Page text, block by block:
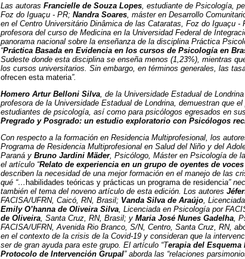
Las autoras Francielle de Souza Lopes , estudiante de Psicología,
Foz do Iguaçu - PR; Nandra Soares , máster en Desarrollo
en el Centro Universitário Dinâmica de las Cataratas, Foz do Iguaçu -
profesora del curso de Medicina en la Universidad Federal de
panorama nacional sobre la enseñanza de la disciplina Práctica
“Práctica Basada en Evidencia en los cursos de Psicología en
Sudeste donde esta disciplina se enseña menos (1,23%), mientras
los cursos universitarios. Sin embargo, en términos generales, las
ofrecen esta materia”.
Homero Artur Belloni Silva , de la Universidade Estadual de
profesora de la Universidade Estadual de Londrina, demuestran que
estudiantes de psicología, así como para psicólogos egresados en
Pregrado y Posgrado: un estudio exploratorio con Psicólogos
Con respecto a la formación en Residencia Multiprofesional, los
Programa de Residencia Multiprofesional en Salud del Niño y del
Paraná y Bruno Jardini Mäder, Psicólogo, Máster en Psicología de
el artículo “Relato de experiencia en un grupo de oyentes de
describen la necesidad de una mejor formación en el manejo de las
qué “… habilidades teóricas y prácticas un programa de residencia”
también el tema del noveno artículo de esta edición. Los autores
FACISA/UFRN, Caicó, RN, Brasil; Vanda Silva de Araújo,
Emily O’hanna de Oliveira Silva, Licenciada en Psicología por
de Oliveira, Santa Cruz, RN, Brasil; y Maria José Nunes Gadelha,
FACISA/UFRN, Avenida Rio Branco, S/N, Centro, Santa Cruz, RN,
en el contexto de la crisis de la Covid-19 y consideran que la
ser de gran ayuda para este grupo. El artículo “Terapia del
Protocolo de Intervención Grupal” aborda las “relaciones